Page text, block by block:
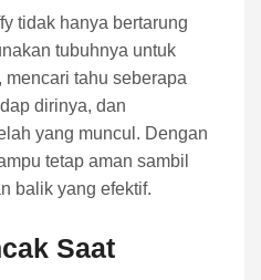
tidak hanya bertarung
tubuhnya untuk
tahu seberapa
dirinya, dan
yang muncul. Dengan
tetap aman sambil
balik yang efektif.
Saat